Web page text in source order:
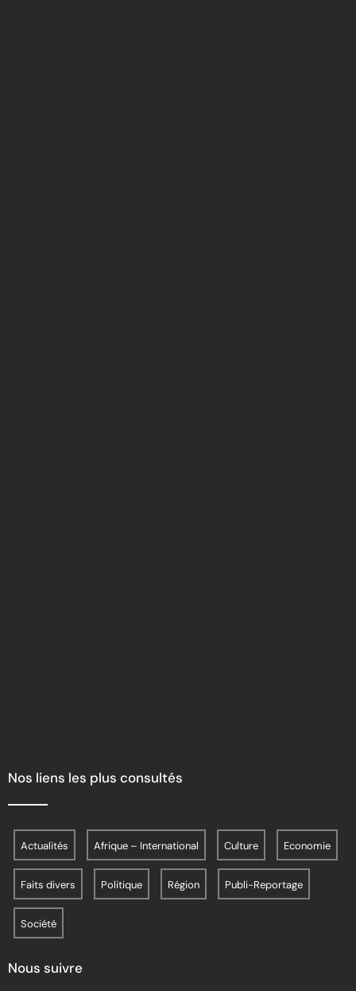
Nos liens les plus consultés
Actualités Afrique – International Culture Economie
Faits divers Politique Région Publi-Reportage
Société
Nous suivre